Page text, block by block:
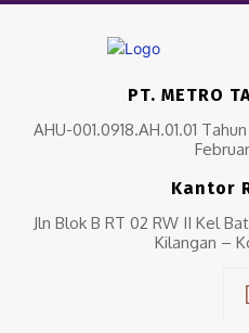
PT. METRO
AHU-001.0918.AH.01.01
Kantor
Jln Blok B RT 02 RW II Kel
Kilangan –